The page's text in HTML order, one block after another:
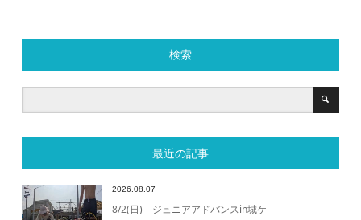
検索
最近の記事
2026.08.07
8/2(日) ジュニアアドバンスin城ケ